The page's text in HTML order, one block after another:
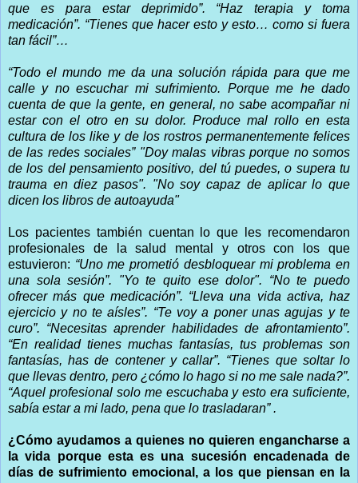
que es para estar deprimido”. “Haz terapia y toma
medicación”. “Tienes que hacer esto y esto… como si fuera
tan fácil”…
“Todo el mundo me da una solución rápida para que me
calle y no escuchar mi sufrimiento. Porque me he dado
cuenta de que la gente, en general, no sabe acompañar ni
estar con el otro en su dolor. Produce mal rollo en esta
cultura de los like y de los rostros permanentemente felices
de las redes sociales” "Doy malas vibras porque no somos
de los del pensamiento positivo, del tú puedes, o supera tu
trauma en diez pasos". "No soy capaz de aplicar lo que
dicen los libros de autoayuda"
Los pacientes también cuentan lo que les recomendaron
profesionales de la salud mental y otros con los que
estuvieron: “Uno me prometió desbloquear mi problema en
una sola sesión”. "Yo te quito ese dolor". “No te puedo
ofrecer más que medicación”. “Lleva una vida activa, haz
ejercicio y no te aísles”. “Te voy a poner unas agujas y te
curo”. “Necesitas aprender habilidades de afrontamiento”.
“En realidad tienes muchas fantasías, tus problemas son
fantasías, has de contener y callar”. “Tienes que soltar lo
que llevas dentro, pero ¿cómo lo hago si no me sale nada?”.
“Aquel profesional solo me escuchaba y esto era suficiente,
sabía estar a mi lado, pena que lo trasladaran” .
¿Cómo ayudamos a quienes no quieren engancharse a
la vida porque esta es una sucesión encadenada de
días de sufrimiento emocional, a los que piensan en la